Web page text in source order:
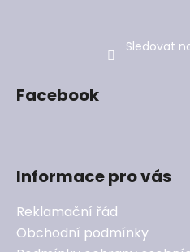
Sledovat
Facebook
Informace pro vás
Reklamační řád
Obchodní podmínky